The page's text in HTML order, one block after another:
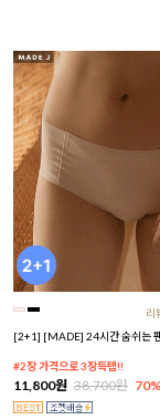
리
[2+1] [MADE] 24시간 숨쉬는
#2장 가격으로 3장득템!!
11,800원 38,700원 70%